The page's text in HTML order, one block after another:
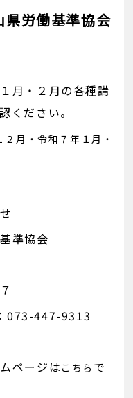
労働基準協会
月・２月の各種講
ください。
月・令和７年１月・
準協会
073-447-9313
ページは こちら で